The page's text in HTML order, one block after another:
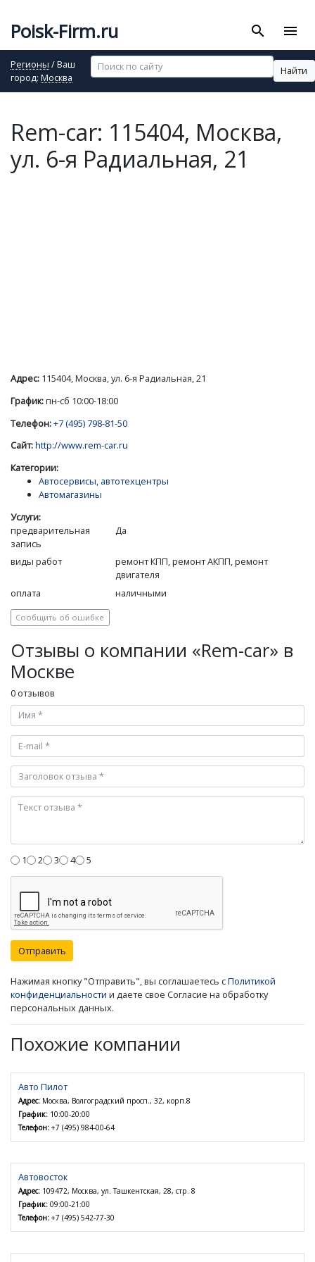
Poisk-Firm.ru search menu
Регионы / Ваш
город: Москва
Найти
Rem-car: 115404, Москва,
ул. 6-я Радиальная, 21
Адрес: 115404, Москва, ул. 6-я Радиальная, 21
График:пн-сб 10:00-18:00
Телефон:+7 (495) 798-81-50
Сайт:http://www.rem-car.ru
Категории:
Автосервисы, автотехцентры
Автомагазины
Услуги:
предварительная
запись
Да
виды работ
ремонт КПП, ремонт АКПП, ремонт
двигателя
оплата
наличными
Сообщить об ошибке
Отзывы о компании «Rem-car» в
Москве
0 отзывов
1 2 3 4 5
Отправить
Нажимая кнопку "Отправить", вы соглашаетесь сПолитикой
конфиденциальности и даете свое Согласие на обработку
персональных данных.
Похожие компании
Авто Пилот
Адрес: Москва, Волгоградский просп., 32, корп.8
График: 10:00-20:00
Телефон: +7 (495) 984-00-64
Автовосток
Адрес: 109472, Москва, ул. Ташкентская, 28, стр. 8
График: 09:00-21:00
Телефон: +7 (495) 542-77-30